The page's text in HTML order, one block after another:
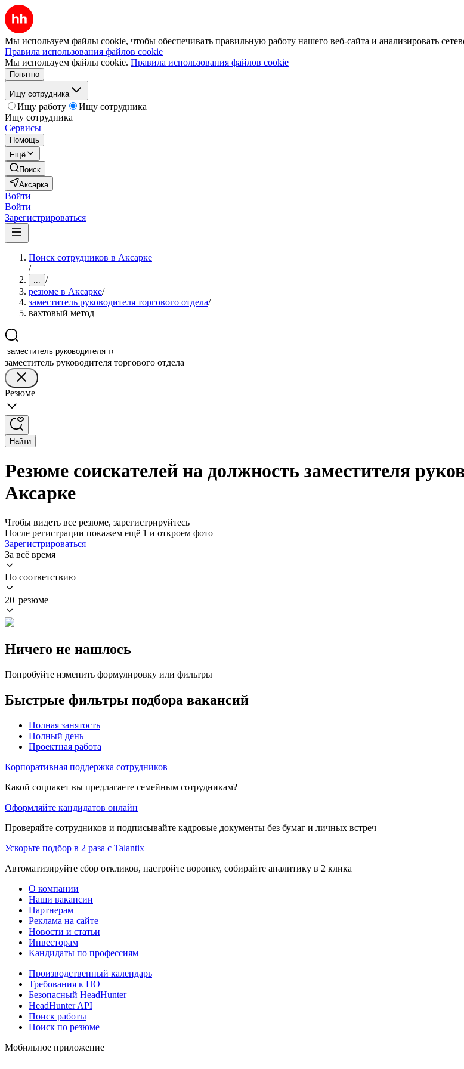
Мы используем файлы cookie, чтобы обеспечивать правильную работу нашего веб-сайта и анализировать
Правила использования файлов cookie
Мы используем файлы cookie. Правила использования файлов cookie
Понятно
Ищу сотрудника
Ищу работу
Ищу сотрудника
Ищу сотрудника
Сервисы
Помощь
Ещё
Поиск
Аксарка
Войти
Войти
Зарегистрироваться
Поиск сотрудников в Аксарке
/
... /
резюме в Аксарке/
заместитель руководителя торгового отдела/
вахтовый метод
заместитель руководителя торгового отдела
Резюме
Найти
Резюме соискателей на должность заместителя
Аксарке
Чтобы видеть все резюме, зарегистрируйтесь
После регистрации покажем ещё 1 и откроем фото
Зарегистрироваться
За всё время
По соответствию
20 резюме
Ничего не нашлось
Попробуйте изменить формулировку или фильтры
Быстрые фильтры подбора вакансий
Полная занятость
Полный день
Проектная работа
Корпоративная поддержка сотрудников
Какой соцпакет вы предлагаете семейным сотрудникам?
Оформляйте кандидатов онлайн
Проверяйте сотрудников и подписывайте кадровые документы без бумаг и личных встреч
Ускорьте подбор в 2 раза с Talantix
Автоматизируйте сбор откликов, настройте воронку, собирайте аналитику в 2 клика
О компании
Наши вакансии
Партнерам
Реклама на сайте
Новости и статьи
Инвесторам
Кандидаты по профессиям
Производственный календарь
Требования к ПО
Безопасный HeadHunter
HeadHunter API
Поиск работы
Поиск по резюме
Мобильное приложение